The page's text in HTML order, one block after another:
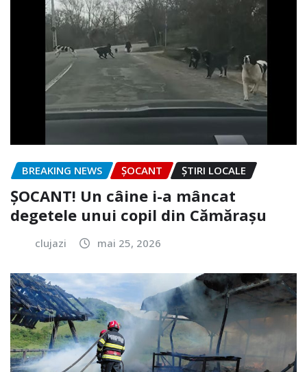
BREAKING NEWS ȘOCANT ȘTIRI LOCALE
ȘOCANT! Un câine i-a mâncat
degetele unui copil din Cămărașu
clujazi mai 25, 2026